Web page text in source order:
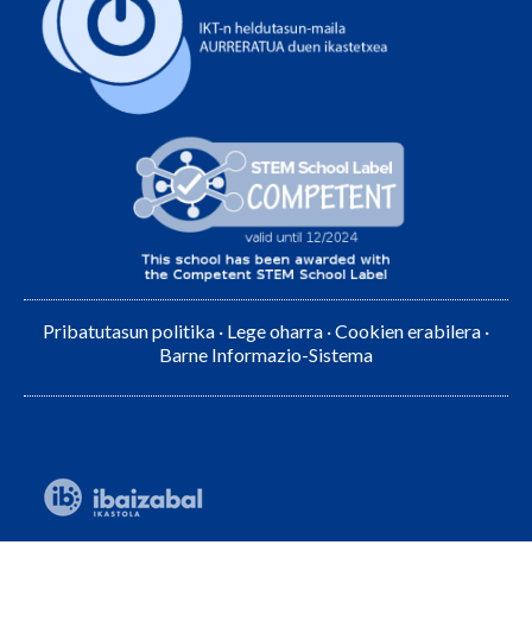
Pribatutasun politika · Lege oharra ·Cookien erabilera ·
Barne Informazio-Sistema